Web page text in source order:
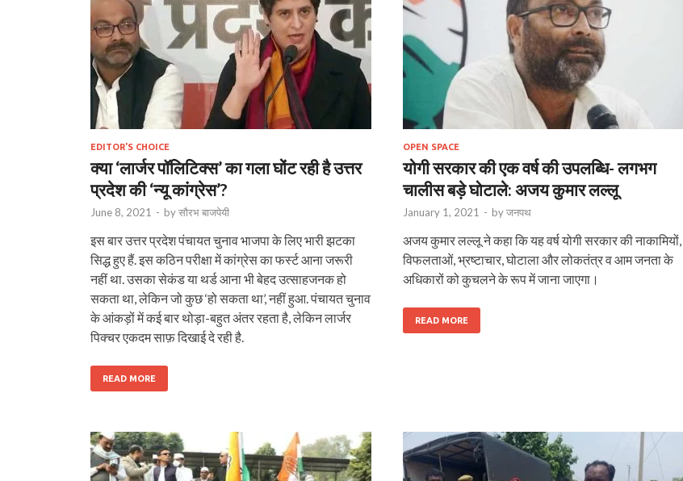
EDITOR'S CHOICE
क्या ‘लार्जर पॉलिटिक्स’ का गला घोंट रही है उत्तर
प्रदेश की ‘न्यू कांग्रेस’?
June 8, 2021 - byसौरभ बाजपेयी
इस बार उत्तर प्रदेश पंचायत चुनाव भाजपा के लिए भारी झटका
सिद्ध हुए हैं. इस कठिन परीक्षा में कांग्रेस का फर्स्ट आना जरूरी
नहीं था. उसका सेकंड या थर्ड आना भी बेहद उत्साहजनक हो
सकता था, लेकिन जो कुछ ‘हो सकता था’, नहीं हुआ. पंचायत चुनाव
के आंकड़ों में कई बार थोड़ा-बहुत अंतर रहता है, लेकिन लार्जर
पिक्चर एकदम साफ़ दिखाई दे रही है.
READ MORE
OPEN SPACE
योगी सरकार की एक वर्ष की उपलब्धि- लगभग
चालीस बड़े घोटाले: अजय कुमार लल्लू
January 1, 2021 - byजनपथ
अजय कुमार लल्लू ने कहा कि यह वर्ष योगी सरकार की नाकामियों,
विफलताओं, भ्रष्टाचार, घोटाला और लोकतंत्र व आम जनता के
अधिकारों को कुचलने के रूप में जाना जाएगा।
READ MORE